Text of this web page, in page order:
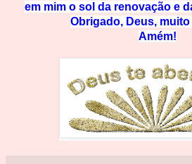
em mim o sol da renovação e
Obrigado, Deus,
Amém!